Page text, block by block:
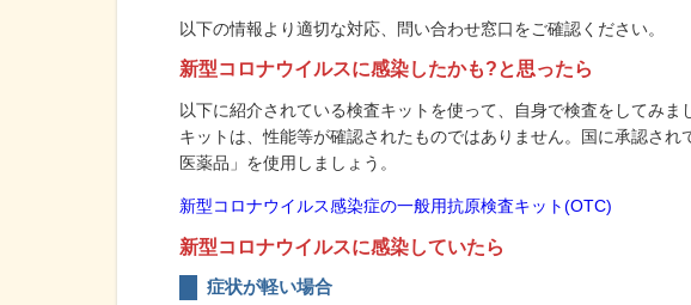
以下の情報より適切な対応、問い合わせ窓口をご確認ください。
新型コロナウイルスに感染したかも?と思ったら
以下に紹介されている検査キットを使って、自身で検査をしてみ
キットは、性能等が確認されたものではありません。国に承認さ
医薬品」を使用しましょう。
新型コロナウイルス感染症の一般用抗原検査キット(OTC)
新型コロナウイルスに感染していたら
症状が軽い場合